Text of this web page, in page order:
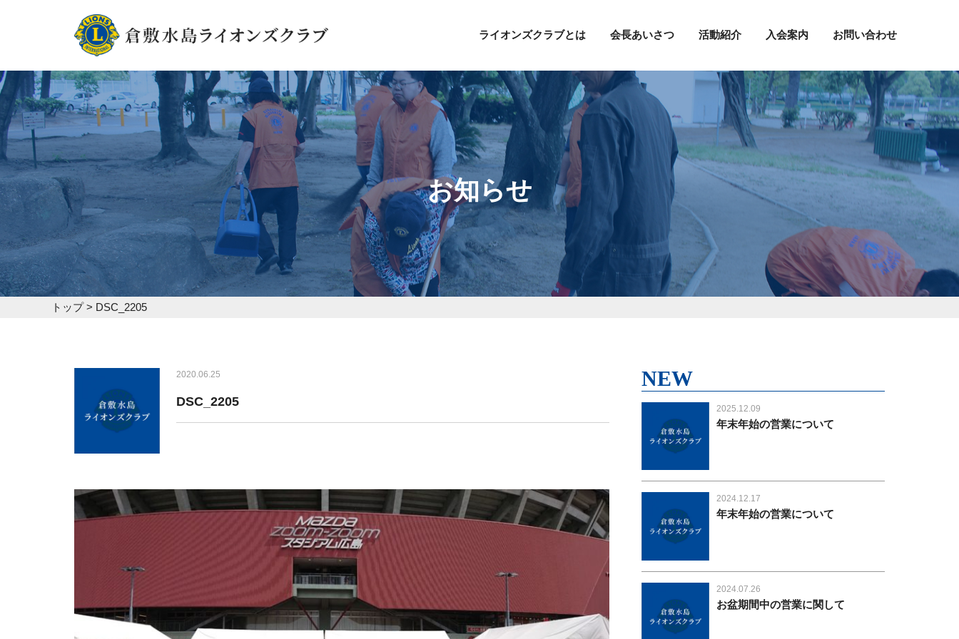
ライオンズクラブとは 会長あいさつ 活動紹介 入会案内 お問い合わせ
お知らせ
トップ> DSC_2205
2020.06.25
DSC_2205
NEW
2025.12.09
年末年始の営業について
2024.12.17
年末年始の営業について
2024.07.26
お盆期間中の営業に関して